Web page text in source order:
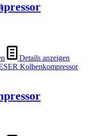
Details anzeigen